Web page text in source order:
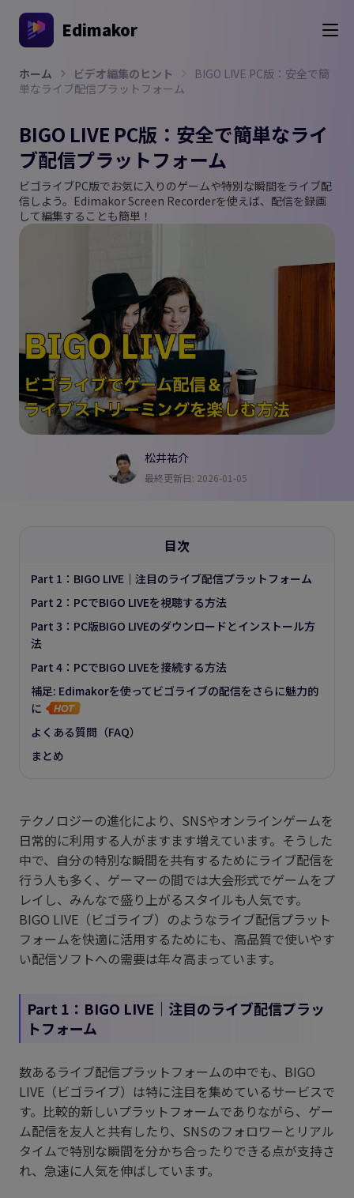
Edimakor
ホーム ビデオ編集のヒント
BIGO LIVE PC版：安全で簡
単なライブ配信プラットフォーム
BIGO LIVE PC版：安全で簡単なライ
ブ配信プラットフォーム
ビゴライブPC版でお気に入りのゲームや特別な瞬間をライブ配
信しよう。Edimakor Screen Recorderを使えば、配信を録画
して編集することも簡単！
松井祐介
最終更新日: 2026-01-05
目次
Part 1：BIGO LIVE｜注目のライブ配信プラットフォーム
Part 2：PCでBIGO LIVEを視聴する方法
Part 3：PC版BIGO LIVEのダウンロードとインストール方
法
Part 4：PCでBIGO LIVEを接続する方法
補足: Edimakorを使ってビゴライブの配信をさらに魅力的
に
よくある質問（FAQ）
まとめ
テクノロジーの進化により、SNSやオンラインゲームを
日常的に利用する人がますます増えています。そうした
中で、自分の特別な瞬間を共有するためにライブ配信を
行う人も多く、ゲーマーの間では大会形式でゲームをプ
レイし、みんなで盛り上がるスタイルも人気です。
BIGO LIVE（ビゴライブ）のようなライブ配信プラット
フォームを快適に活用するためにも、高品質で使いやす
い配信ソフトへの需要は年々高まっています。
Part 1：BIGO LIVE｜注目のライブ配信プラッ
トフォーム
数あるライブ配信プラットフォームの中でも、BIGO
LIVE（ビゴライブ）は特に注目を集めているサービスで
す。比較的新しいプラットフォームでありながら、ゲー
ム配信を友人と共有したり、SNSのフォロワーとリアル
タイムで特別な瞬間を分かち合ったりできる点が支持さ
れ、急速に人気を伸ばしています。